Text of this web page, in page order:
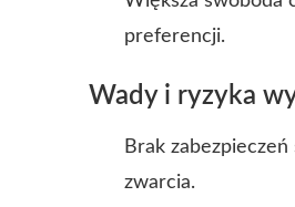
preferencji.
Wady i ryzyka
Brak
zwarcia.